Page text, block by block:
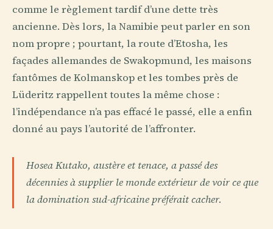
comme le règlement tardif d’une dette très
ancienne. Dès lors, la Namibie peut parler en son
nom propre ; pourtant, la route d’Etosha, les
façades allemandes de Swakopmund, les maisons
fantômes de Kolmanskop et les tombes près de
Lüderitz rappellent toutes la même chose :
l’indépendance n’a pas effacé le passé, elle a enfin
donné au pays l’autorité de l’affronter.
Hosea Kutako, austère et tenace, a passé des
décennies à supplier le monde extérieur de voir ce que
la domination sud-africaine préférait cacher.